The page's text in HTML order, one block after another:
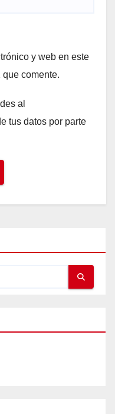
y web en este
comente.
al
tus datos por parte